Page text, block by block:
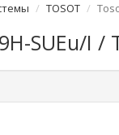
TOSOT
SUEu/I /